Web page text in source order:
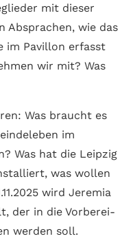
mit dieser
Absprachen, wie das
im Pavillon erfasst
wir mit? Was
Was braucht es
im
Was hat die Leipzig
was wollen
wird Jeremia
der in die Vorberei­
werden soll.